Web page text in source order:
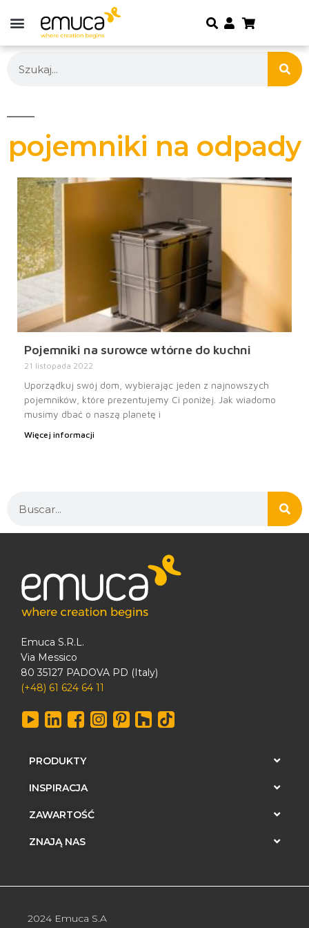
pojemniki na odpady
Pojemniki na surowce wtórne do kuchni
21 listopada 2022
Uporządkuj swój dom, wybierając jeden z najnowszych
pojemników, które prezentujemy Ci poniżej. Jak wiadomo
musimy dbać o naszą planetę i
Więcej informacji
Emuca S.R.L.
Via Messico
80 35127 PADOVA PD (Italy)
(+48) 61 624 64 11
PRODUKTY
INSPIRACJA
ZAWARTOŚĆ
ZNAJĄ NAS
2024 Emuca S.A